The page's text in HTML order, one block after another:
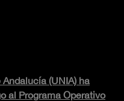
(UNIA) ha
al Programa Operativo